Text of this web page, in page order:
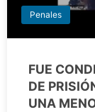
Penales
FUE
DE
UNA